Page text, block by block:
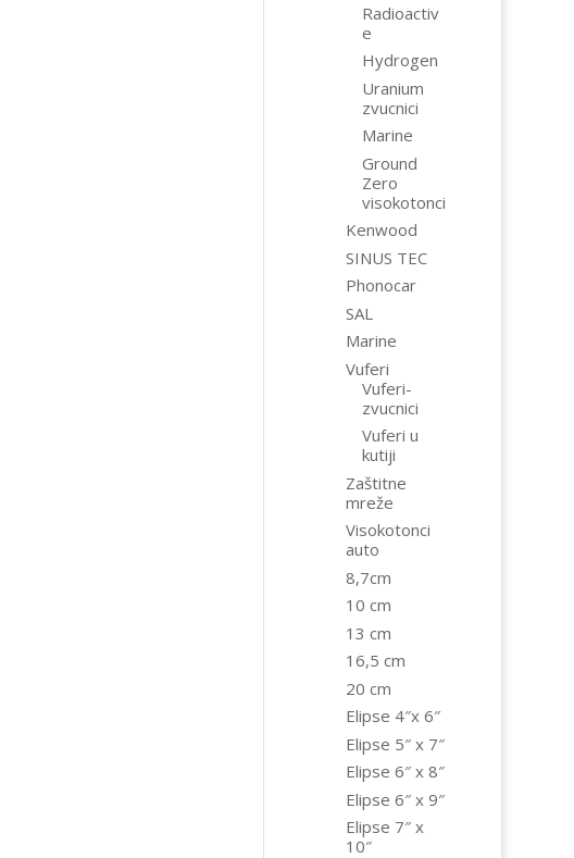
Radioactiv
e
Hydrogen
Uranium
zvucnici
Marine
Ground
Zero
visokotonci
Kenwood
SINUS TEC
Phonocar
SAL
Marine
Vuferi
Vuferi-
zvucnici
Vuferi u
kutiji
Zaštitne
mreže
Visokotonci
auto
8,7cm
10 cm
13 cm
16,5 cm
20 cm
Elipse 4″x 6″
Elipse 5″ x 7″
Elipse 6″ x 8″
Elipse 6″ x 9″
Elipse 7″ x
10″